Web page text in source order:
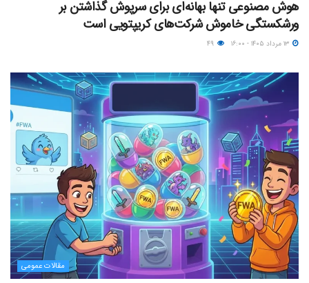
هوش مصنوعی تنها بهانه‌ای برای سرپوش گذاشتن بر
ورشکستگی خاموش شرکت‌های کریپتویی است
مقالات عمومی